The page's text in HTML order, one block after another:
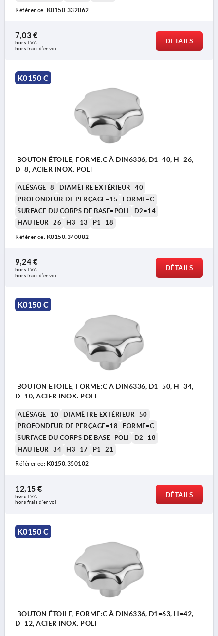
Référence: K0150.332062
7,03 €
hors TVA
hors frais d’envoi
DÉTAILS
K0150 C
BOUTON ÉTOILE, FORME:C À DIN6336, D1=40, H=26,
D=8, ACIER INOX. POLI
ALÉSAGE=8
DIAMÈTRE EXTÉRIEUR=40
PROFONDEUR DE PERÇAGE=15
FORME=C
SURFACE DU CORPS DE BASE=POLI
D2=14
HAUTEUR=26
H3=13 P1=18
Référence: K0150.340082
9,24 €
hors TVA
hors frais d’envoi
DÉTAILS
K0150 C
BOUTON ÉTOILE, FORME:C À DIN6336, D1=50, H=34,
D=10, ACIER INOX. POLI
ALÉSAGE=10
DIAMÈTRE EXTÉRIEUR=50
PROFONDEUR DE PERÇAGE=18
FORME=C
SURFACE DU CORPS DE BASE=POLI
D2=18
HAUTEUR=34
H3=17 P1=21
Référence: K0150.350102
12,15 €
hors TVA
hors frais d’envoi
DÉTAILS
K0150 C
BOUTON ÉTOILE, FORME:C À DIN6336, D1=63, H=42,
D=12, ACIER INOX. POLI